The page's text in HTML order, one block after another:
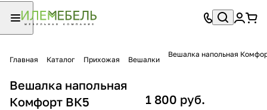
Главная Каталог Прихожая Вешалки
Вешалка напольная
Вешалка напольная
Комфорт ВК5
1 800 руб.